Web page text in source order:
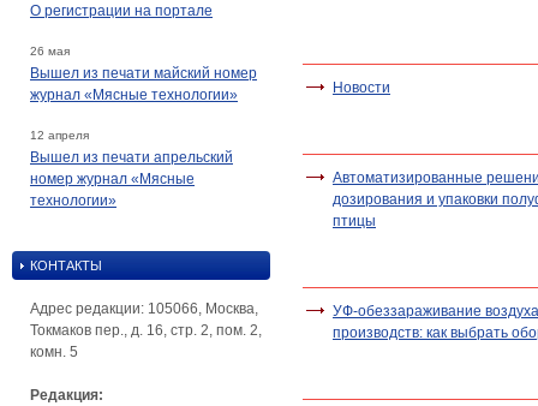
О регистрации на портале
26 мая
Вышел из печати майский номер
журнал «Мясные технологии»
12 апреля
Вышел из печати апрельский
номер журнал «Мясные
технологии»
КОНТАКТЫ
Адрес редакции: 105066, Москва,
Токмаков пер., д. 16, стр. 2, пом. 2,
комн. 5
Редакция:
Новости
Автоматизированные
дозирования и упаковки
птицы
УФ-обеззараживание
производств: как выбрать